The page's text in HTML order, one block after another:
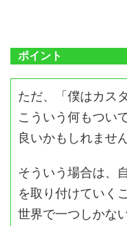
ポイント
ただ、「僕はカス
こういう何もつい
良いかもしれません
そういう場合は、
を取り付けていく
世界で一つしかな